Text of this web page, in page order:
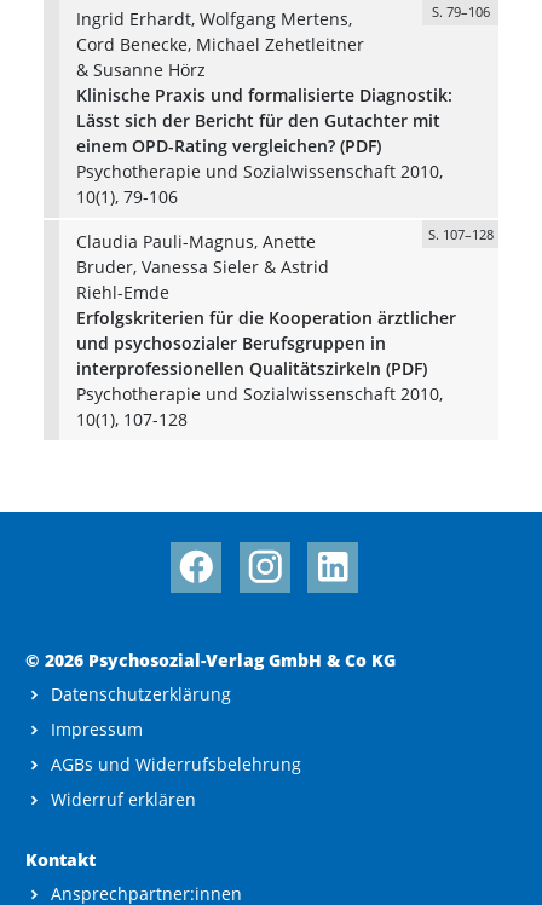
Ingrid Erhardt, Wolfgang Mertens,
Cord Benecke, Michael Zehetleitner
& Susanne Hörz
S. 79–106
Klinische Praxis und formalisierte Diagnostik:
Lässt sich der Bericht für den Gutachter mit
einem OPD-Rating vergleichen? (PDF)
Psychotherapie und Sozialwissenschaft 2010,
10(1), 79-106
Claudia Pauli-Magnus, Anette
Bruder, Vanessa Sieler & Astrid
Riehl-Emde
S. 107–128
Erfolgskriterien für die Kooperation ärztlicher
und psychosozialer Berufsgruppen in
interprofessionellen Qualitätszirkeln (PDF)
Psychotherapie und Sozialwissenschaft 2010,
10(1), 107-128
© 2026 Psychosozial-Verlag GmbH & Co KG
Datenschutzerklärung
Impressum
AGBs und Widerrufsbelehrung
Widerruf erklären
Kontakt
Ansprechpartner:innen